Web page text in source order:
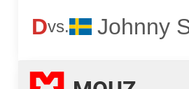
Dvs. Johnny